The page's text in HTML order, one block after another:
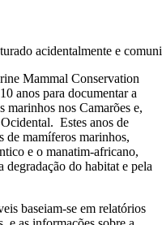
acidentalmente e
Mammal Conservation
anos para documentar a
marinhos nos Camarões e,
Estes anos de
de mamíferos marinhos,
e o manatim-africano,
degradação do habitat e pela
baseiam-se em relatórios